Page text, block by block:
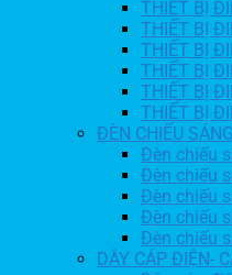
THIẾT BỊ
THIẾT BỊ
THIẾT BỊ
THIẾT BỊ
THIẾT BỊ
THIẾT BỊ
ĐÈN CHIẾU SÁNG
Đèn chiếu
Đèn chiếu
Đèn chiếu
Đèn chiếu
Đèn chiếu
DÂY CÁP ĐIỆN-